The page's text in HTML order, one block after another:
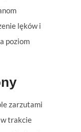
lęków i
poziom
zarzutami
w trakcie